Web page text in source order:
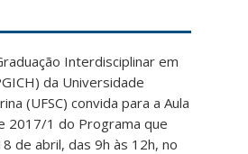
Interdisciplinar em
da Universidade
(UFSC) convida para a Aula
2017/1 do Programa que
de abril, das 9h às 12h, no